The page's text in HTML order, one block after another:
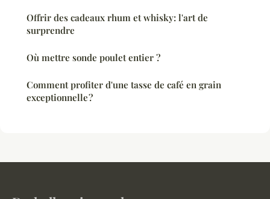
Offrir des cadeaux rhum et whisky: l'art de
surprendre
Où mettre sonde poulet entier ?
Comment profiter d'une tasse de café en grain
exceptionnelle ?